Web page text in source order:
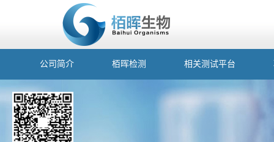
公司简介 栢晖检测 相关测试平台